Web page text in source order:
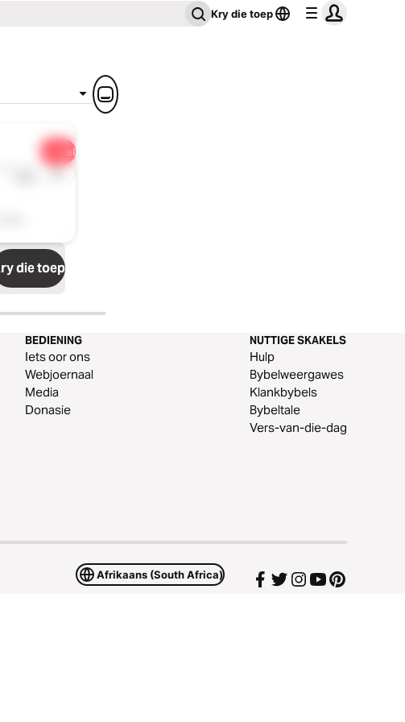
Kry die toep
Deel
1 x
die toep
BEDIENING
Iets oor ons
Webjoernaal
Media
Donasie
NUTTIGE SKAKELS
Hulp
Bybelweergawes
Klankbybels
Bybeltale
Vers-van-die-dag
Afrikaans (South Africa)